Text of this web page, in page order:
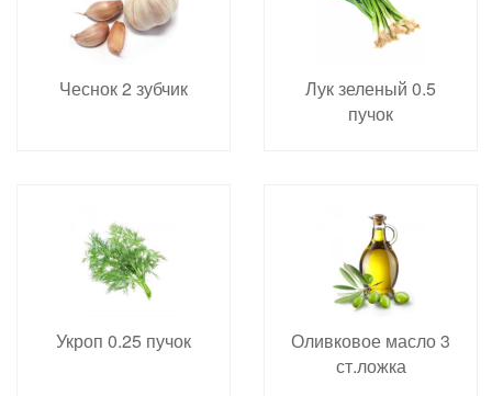
Чеснок 2 зубчик
Лук зеленый 0.5
пучок
Укроп 0.25 пучок
Оливковое масло 3
ст.ложка